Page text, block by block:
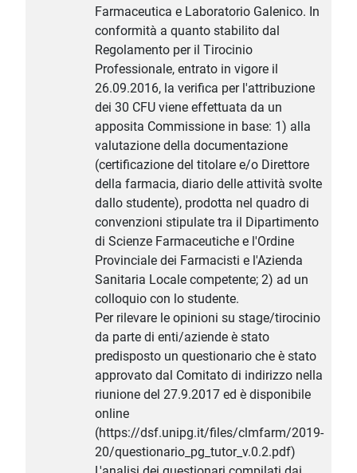
Farmaceutica e Laboratorio Galenico. In
conformità a quanto stabilito dal
Regolamento per il Tirocinio
Professionale, entrato in vigore il
26.09.2016, la verifica per l'attribuzione
dei 30 CFU viene effettuata da un
apposita Commissione in base: 1) alla
valutazione della documentazione
(certificazione del titolare e/o Direttore
della farmacia, diario delle attività svolte
dallo studente), prodotta nel quadro di
convenzioni stipulate tra il Dipartimento
di Scienze Farmaceutiche e l'Ordine
Provinciale dei Farmacisti e l'Azienda
Sanitaria Locale competente; 2) ad un
colloquio con lo studente.
Per rilevare le opinioni su stage/tirocinio
da parte di enti/aziende è stato
predisposto un questionario che è stato
approvato dal Comitato di indirizzo nella
riunione del 27.9.2017 ed è disponibile
online
(https://dsf.unipg.it/files/clmfarm/2019-
20/questionario_pg_tutor_v.0.2.pdf)